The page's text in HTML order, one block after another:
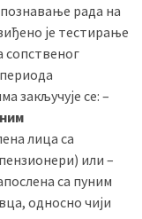
рада на
је тестирање
закључује се: –
лица са
или –
са пуним
односно чији